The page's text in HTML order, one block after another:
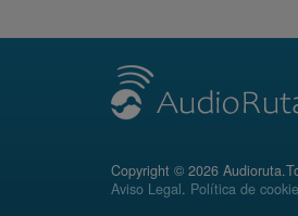
Copyright © 2026
Aviso Legal. Política de